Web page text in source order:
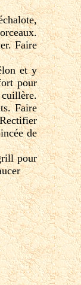
Faire
et y
pour
cuillère.
Faire
de
pour